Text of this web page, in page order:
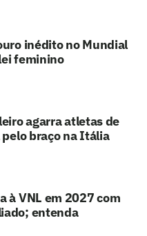
inédito no Mundial
feminino
agarra atletas de
braço na Itália
à VNL em 2027 com
entenda